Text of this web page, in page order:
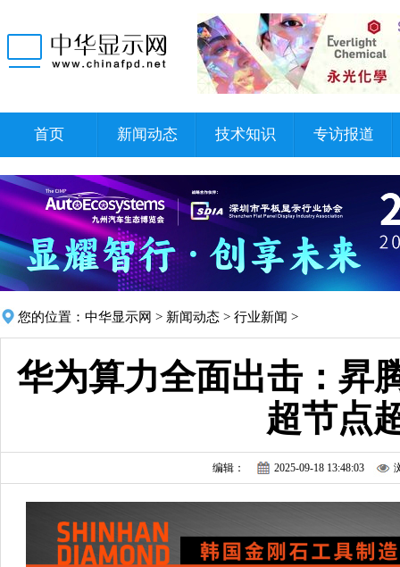
首页 新闻动态 技术知识 专访报道
您的位置： 中华显示网 > 新闻动态 > 行业新闻 >
华为算力全面出击：昇
超节点
编辑： 2025-09-18 13:48:03